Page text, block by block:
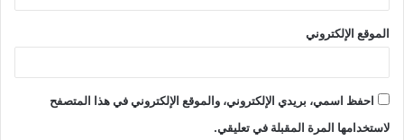
الموقع الإلكتروني
احفظ اسمي، بريدي الإلكتروني، والموقع الإلكتروني في هذا المتصفح
لاستخدامها المرة المقبلة في تعليقي.